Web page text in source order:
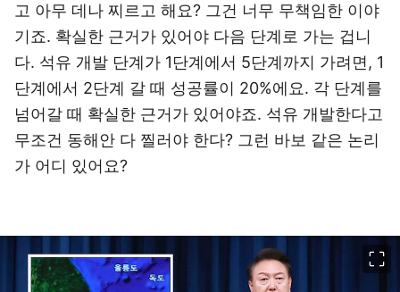
고 아무 데나 찌르고 해요? 그건 너무 무책임한 이야
기죠. 확실한 근거가 있어야 다음 단계로 가는 겁니
다. 석유 개발 단계가 1단계에서 5단계까지 가려면, 1
단계에서 2단계 갈 때 성공률이 20%에요. 각 단계를
넘어갈 때 확실한 근거가 있어야죠. 석유 개발한다고
무조건 동해안 다 찔러야 한다? 그런 바보 같은 논리
가 어디 있어요?